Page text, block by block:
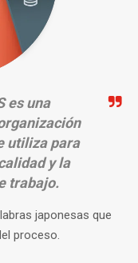
es una
utiliza para
y la
trabajo.
japonesas que
proceso.